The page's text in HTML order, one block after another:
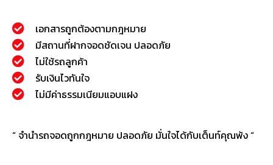
เอกสารถูกต้องตามกฎหมาย
มีสถานที่ฝากจอดชัดเจน ปลอดภัย
ไม่ใช้รถลูกค้า
รับเงินไวทันใจ
ไม่มีค่าธรรมเนียมแอบแฝง
“ จํานํารถจอดถูกกฎหมาย ปลอดภัย มั่นใจได้กับเต็นท์คุณพ้ง “